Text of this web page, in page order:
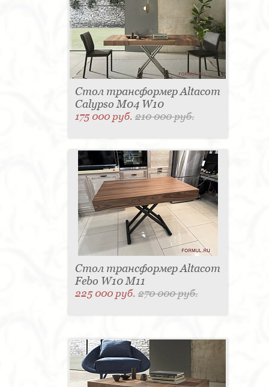
Стол трансформер Altacom
Calypso M04 W10
175 000 руб.210 000 руб.
Стол трансформер Altacom
Febo W10 M11
225 000 руб.270 000 руб.